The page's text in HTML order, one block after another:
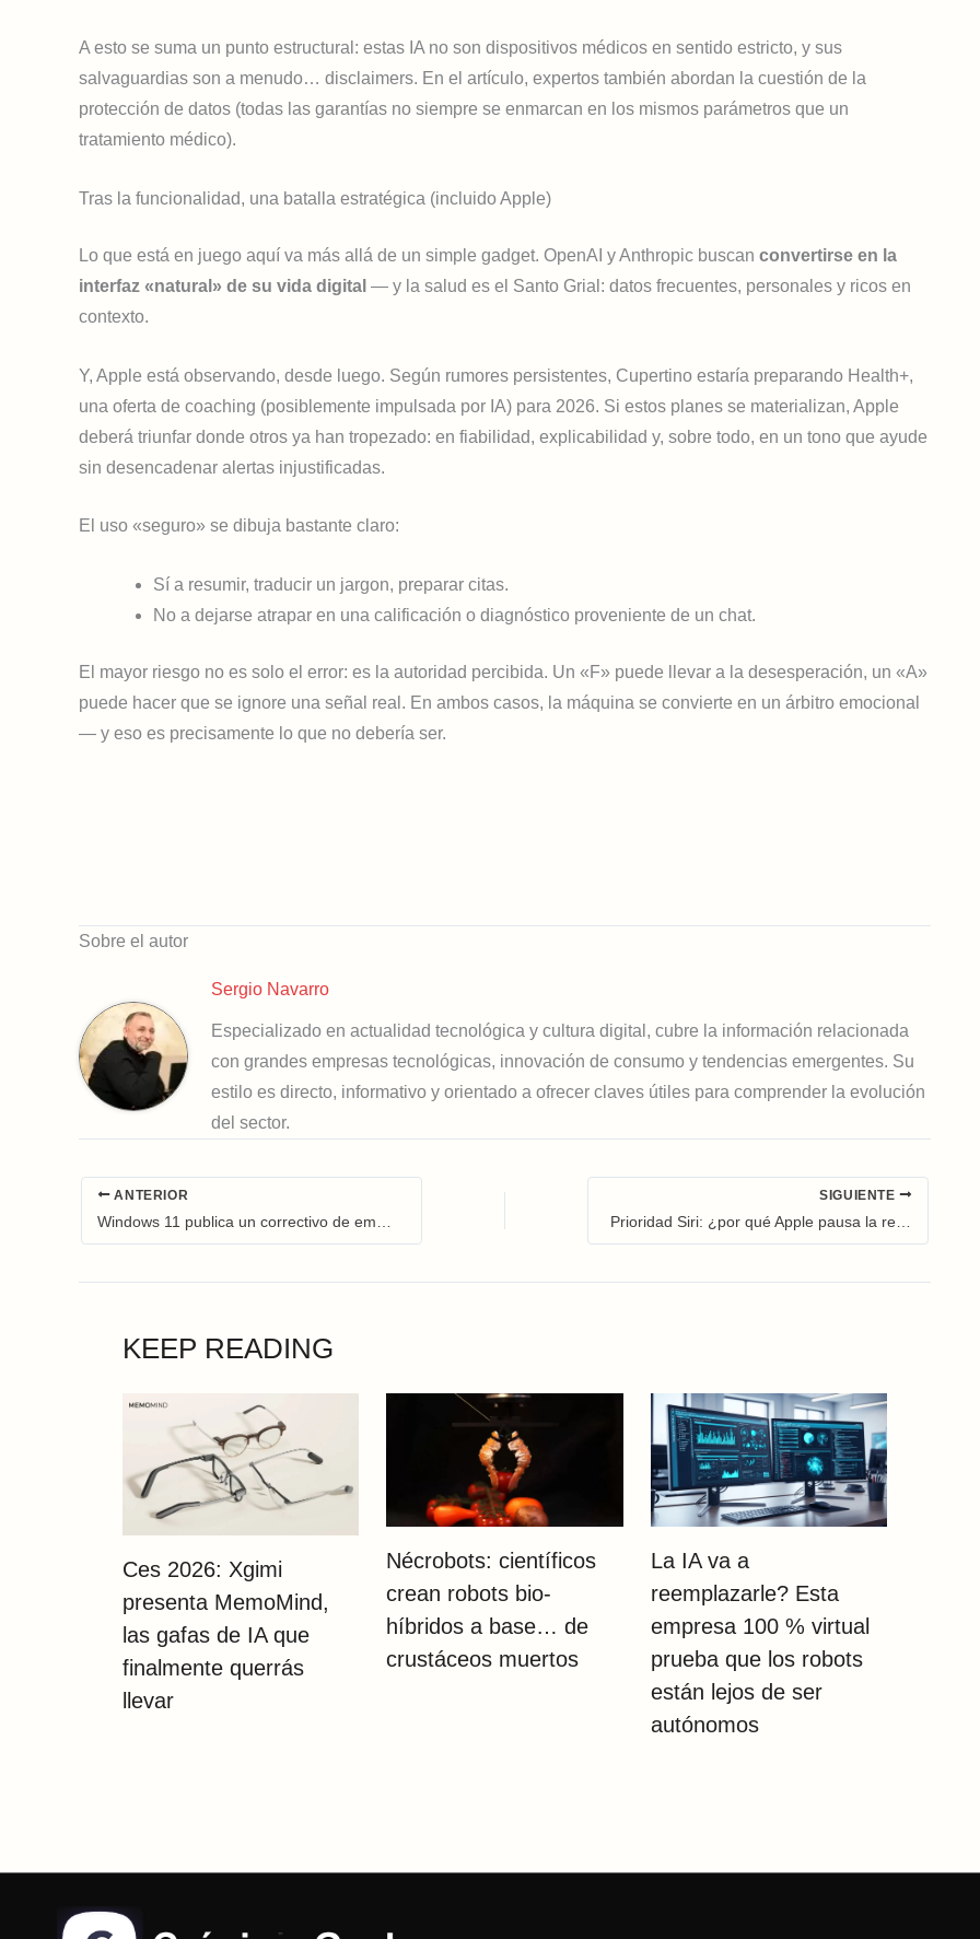
A esto se suma un punto estructural: estas IA no son dispositivos médicos en sentido estricto, y sus
salvaguardias son a menudo… disclaimers. En el artículo, expertos también abordan la cuestión de la
protección de datos (todas las garantías no siempre se enmarcan en los mismos parámetros que un
tratamiento médico).
Tras la funcionalidad, una batalla estratégica (incluido Apple)
Lo que está en juego aquí va más allá de un simple gadget. OpenAI y Anthropic buscan convertirse en la
interfaz «natural» de su vida digital — y la salud es el Santo Grial: datos frecuentes, personales y ricos en
contexto.
Y, Apple está observando, desde luego. Según rumores persistentes, Cupertino estaría preparando Health+,
una oferta de coaching (posiblemente impulsada por IA) para 2026. Si estos planes se materializan, Apple
deberá triunfar donde otros ya han tropezado: en fiabilidad, explicabilidad y, sobre todo, en un tono que ayude
sin desencadenar alertas injustificadas.
El uso «seguro» se dibuja bastante claro:
Sí a resumir, traducir un jargon, preparar citas.
No a dejarse atrapar en una calificación o diagnóstico proveniente de un chat.
El mayor riesgo no es solo el error: es la autoridad percibida. Un «F» puede llevar a la desesperación, un «A»
puede hacer que se ignore una señal real. En ambos casos, la máquina se convierte en un árbitro emocional
— y eso es precisamente lo que no debería ser.
Sobre el autor
Sergio Navarro
Especializado en actualidad tecnológica y cultura digital, cubre la información relacionada
con grandes empresas tecnológicas, innovación de consumo y tendencias emergentes. Su
estilo es directo, informativo y orientado a ofrecer claves útiles para comprender la evolución
del sector.
ANTERIOR
Windows 11 publica un correctivo de emergencia después de una actualización que sembraba la confusión
SIGUIENTE
Prioridad Siri: ¿por qué Apple pausa la revolución inteligente de Safari?
KEEP READING
Ces 2026: Xgimi
presenta MemoMind,
las gafas de IA que
finalmente querrás
llevar
Nécrobots: científicos
crean robots bio-
híbridos a base… de
crustáceos muertos
La IA va a
reemplazarle? Esta
empresa 100 % virtual
prueba que los robots
están lejos de ser
autónomos